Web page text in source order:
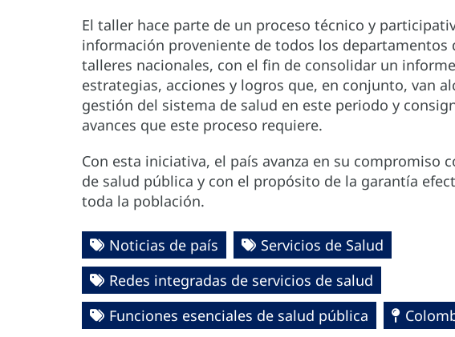
El taller hace parte de un proceso técnico y
información proveniente de todos los departamentos
talleres nacionales, con el fin de consolidar un
estrategias, acciones y logros que, en conjunto, van
gestión del sistema de salud en este periodo y
avances que este proceso requiere.
Con esta iniciativa, el país avanza en su compromiso
de salud pública y con el propósito de la garantía
toda la población.
Noticias de país
Servicios de Salud
Redes integradas de servicios de salud
Funciones esenciales de salud pública